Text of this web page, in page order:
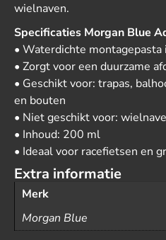
wielnaven.
Specificaties Morgan Blue
• Waterdichte montagepasta
• Zorgt voor een duurzame
• Geschikt voor: trapas,
en bouten
• Niet geschikt voor:
• Inhoud: 200 ml
• Ideaal voor racefietsen en
Extra informatie
Merk
Morgan Blue